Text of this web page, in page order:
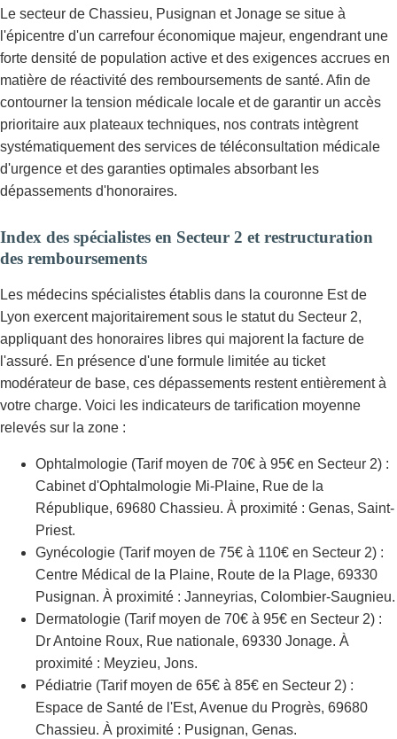
Le secteur de Chassieu, Pusignan et Jonage se situe à
l'épicentre d'un carrefour économique majeur, engendrant une
forte densité de population active et des exigences accrues en
matière de réactivité des remboursements de santé. Afin de
contourner la tension médicale locale et de garantir un accès
prioritaire aux plateaux techniques, nos contrats intègrent
systématiquement des services de téléconsultation médicale
d'urgence et des garanties optimales absorbant les
dépassements d'honoraires.
Index des spécialistes en Secteur 2 et restructuration
des remboursements
Les médecins spécialistes établis dans la couronne Est de
Lyon exercent majoritairement sous le statut du Secteur 2,
appliquant des honoraires libres qui majorent la facture de
l'assuré. En présence d'une formule limitée au ticket
modérateur de base, ces dépassements restent entièrement à
votre charge. Voici les indicateurs de tarification moyenne
relevés sur la zone :
Ophtalmologie (Tarif moyen de 70€ à 95€ en Secteur 2) :
Cabinet d'Ophtalmologie Mi-Plaine, Rue de la
République, 69680 Chassieu. À proximité : Genas, Saint-
Priest.
Gynécologie (Tarif moyen de 75€ à 110€ en Secteur 2) :
Centre Médical de la Plaine, Route de la Plage, 69330
Pusignan. À proximité : Janneyrias, Colombier-Saugnieu.
Dermatologie (Tarif moyen de 70€ à 95€ en Secteur 2) :
Dr Antoine Roux, Rue nationale, 69330 Jonage. À
proximité : Meyzieu, Jons.
Pédiatrie (Tarif moyen de 65€ à 85€ en Secteur 2) :
Espace de Santé de l'Est, Avenue du Progrès, 69680
Chassieu. À proximité : Pusignan, Genas.